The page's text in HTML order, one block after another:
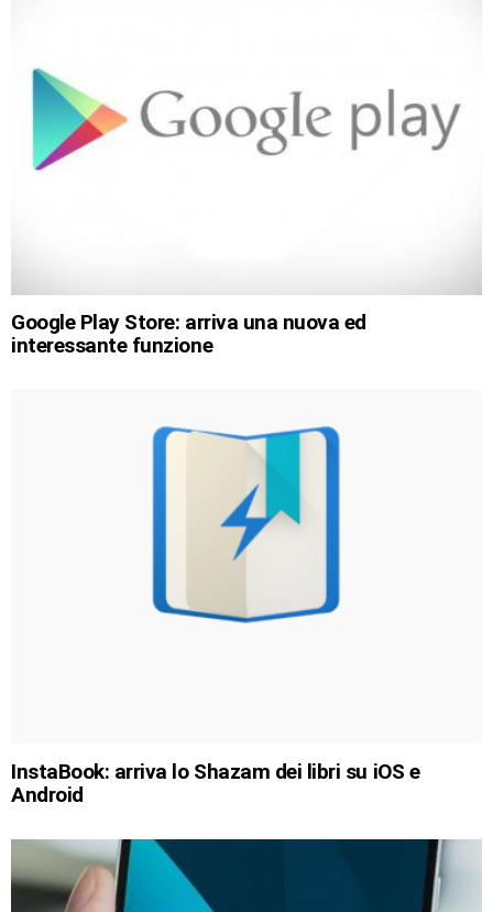
Google Play Store: arriva una nuova ed
interessante funzione
InstaBook: arriva lo Shazam dei libri su iOS e
Android